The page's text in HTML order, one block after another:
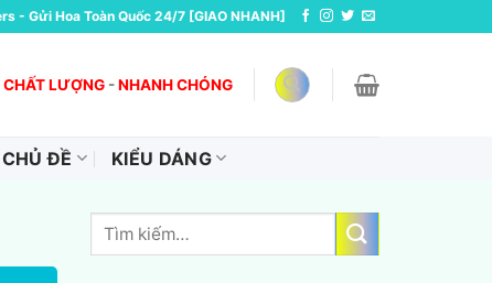
- Gửi Hoa Toàn Quốc 24/7 [GIAO NHANH]
CHẤT LƯỢNG -NHANH CHÓNG
CHỦ ĐỀ KIỂU DÁNG
Tìm